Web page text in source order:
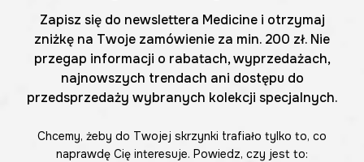
Zapisz się do newslettera Medicine i otrzymaj
zniżkę na Twoje zamówienie za min. 200 zł. Nie
przegap informacji o rabatach, wyprzedażach,
najnowszych trendach ani dostępu do
przedsprzedaży wybranych kolekcji specjalnych.
Chcemy, żeby do Twojej skrzynki trafiało tylko to, co
naprawdę Cię interesuje. Powiedz, czy jest to: